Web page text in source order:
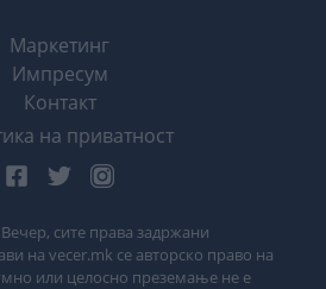
Маркетинг
Импресум
Контакт
на приватност
сите права задржани
на vecer.mk се авторско право на
или целосно преземање не е